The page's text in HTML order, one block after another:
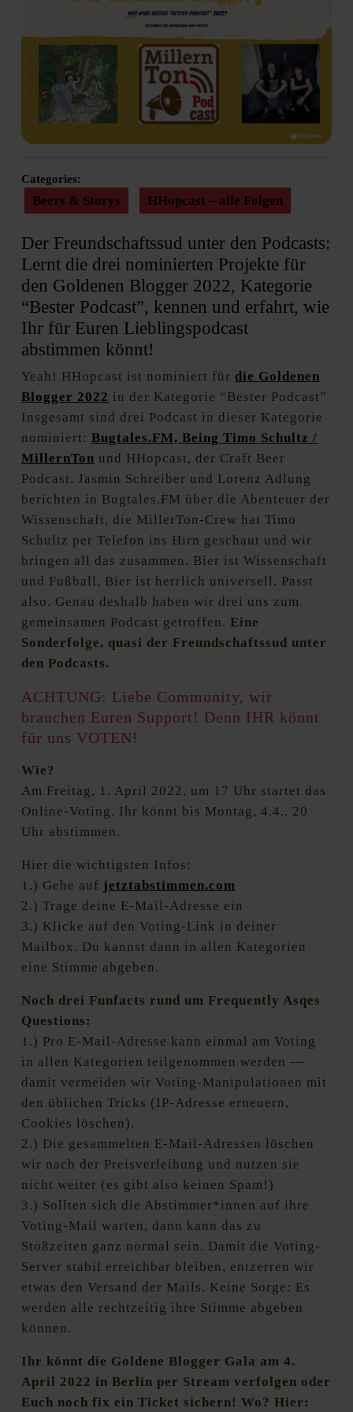
Categories:
Beers & Storys HHopcast – alle Folgen
Der Freundschaftssud unter den Podcasts:
Lernt die drei nominierten Projekte für
den Goldenen Blogger 2022, Kategorie
“Bester Podcast”, kennen und erfahrt, wie
Ihr für Euren Lieblingspodcast
abstimmen könnt!
Yeah! HHopcast ist nominiert für die Goldenen
Blogger 2022 in der Kategorie “Bester Podcast”
Insgesamt sind drei Podcast in dieser Kategorie
nominiert: Bugtales.FM, Being Timo Schultz /
MillernTon und HHopcast, der Craft Beer
Podcast. Jasmin Schreiber und Lorenz Adlung
berichten in Bugtales.FM über die Abenteuer der
Wissenschaft, die MillerTon-Crew hat Timo
Schultz per Telefon ins Hirn geschaut und wir
bringen all das zusammen. Bier ist Wissenschaft
und Fußball, Bier ist herrlich universell. Passt
also. Genau deshalb haben wir drei uns zum
gemeinsamen Podcast getroffen. Eine
Sonderfolge, quasi der Freundschaftssud unter
den Podcasts.
ACHTUNG: Liebe Community, wir
brauchen Euren Support! Denn IHR könnt
für uns VOTEN!
Wie?
Am Freitag, 1. April 2022, um 17 Uhr startet das
Online-Voting. Ihr könnt bis Montag, 4.4., 20
Uhr abstimmen.
Hier die wichtigsten Infos:
1.) Gehe auf jetztabstimmen.com
2.) Trage deine E-Mail-Adresse ein
3.) Klicke auf den Voting-Link in deiner
Mailbox. Du kannst dann in allen Kategorien
eine Stimme abgeben.
Noch drei Funfacts rund um Frequently Asqes
Questions:
1.) Pro E-Mail-Adresse kann einmal am Voting
in allen Kategorien teilgenommen werden —
damit vermeiden wir Voting-Manipulationen mit
den üblichen Tricks (IP-Adresse erneuern,
Cookies löschen).
2.) Die gesammelten E-Mail-Adressen löschen
wir nach der Preisverleihung und nutzen sie
nicht weiter (es gibt also keinen Spam!)
3.) Sollten sich die Abstimmer*innen auf ihre
Voting-Mail warten, dann kann das zu
Stoßzeiten ganz normal sein. Damit die Voting-
Server stabil erreichbar bleiben, entzerren wir
etwas den Versand der Mails. Keine Sorge: Es
werden alle rechtzeitig ihre Stimme abgeben
können.
Ihr könnt die Goldene Blogger Gala am 4.
April 2022 in Berlin per Stream verfolgen oder
Euch noch fix ein Ticket sichern! Wo? Hier: